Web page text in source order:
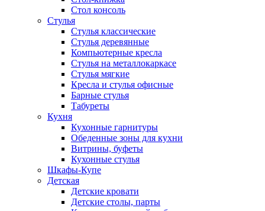
Стол консоль
Стулья
Стулья классические
Стулья деревянные
Компьютерные кресла
Стулья на металлокаркасе
Стулья мягкие
Кресла и стулья офисные
Барные стулья
Табуреты
Кухня
Кухонные гарнитуры
Обеденные зоны для кухни
Витрины, буфеты
Кухонные стулья
Шкафы-Купе
Детская
Детские кровати
Детские столы, парты